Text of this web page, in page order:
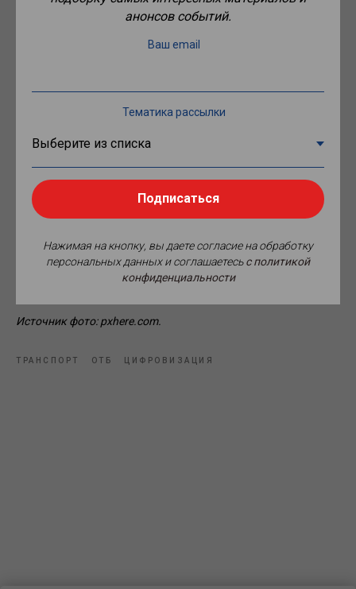
Согласно техзаданию, речь идет о четырех комплектах
(биометрических терминалах) для прохода по лицу и одном
комплекте (считыватель и контроллер) для прохода по
действующие сертификаты в соответствии с
969.
аэропорт «Архангельск» (Талаги) системы контроля и
управления доступом. Всё оборудование и программное
обеспечение должно быть сертифицировано к применению
Источник фото: pxhere.com.
ТРАНСПОРТ ОТБ ЦИФРОВИЗАЦИЯ
анонсов событий.
Ваш email
Тематика рассылки
Подписаться
Нажимая на кнопку, вы даете согласие на обработку
персональных данных и соглашаетесьc политикой
конфиденциальности